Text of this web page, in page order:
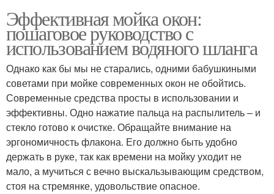
Эффективная мойка окон:
пошаговое руководство с
использованием водяного шланга
Однако как бы мы не старались, одними бабушкиными
советами при мойке современных окон не обойтись.
Современные средства просты в использовании и
эффективны. Одно нажатие пальца на распылитель – и
стекло готово к очистке. Обращайте внимание на
эргономичность флакона. Его должно быть удобно
держать в руке, так как времени на мойку уходит не
мало, а мучиться с вечно выскальзывающим средством,
стоя на стремянке, удовольствие опасное.